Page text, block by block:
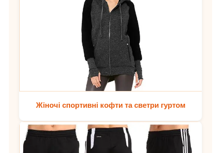
Жіночі спортивні кофти та светри гуртом